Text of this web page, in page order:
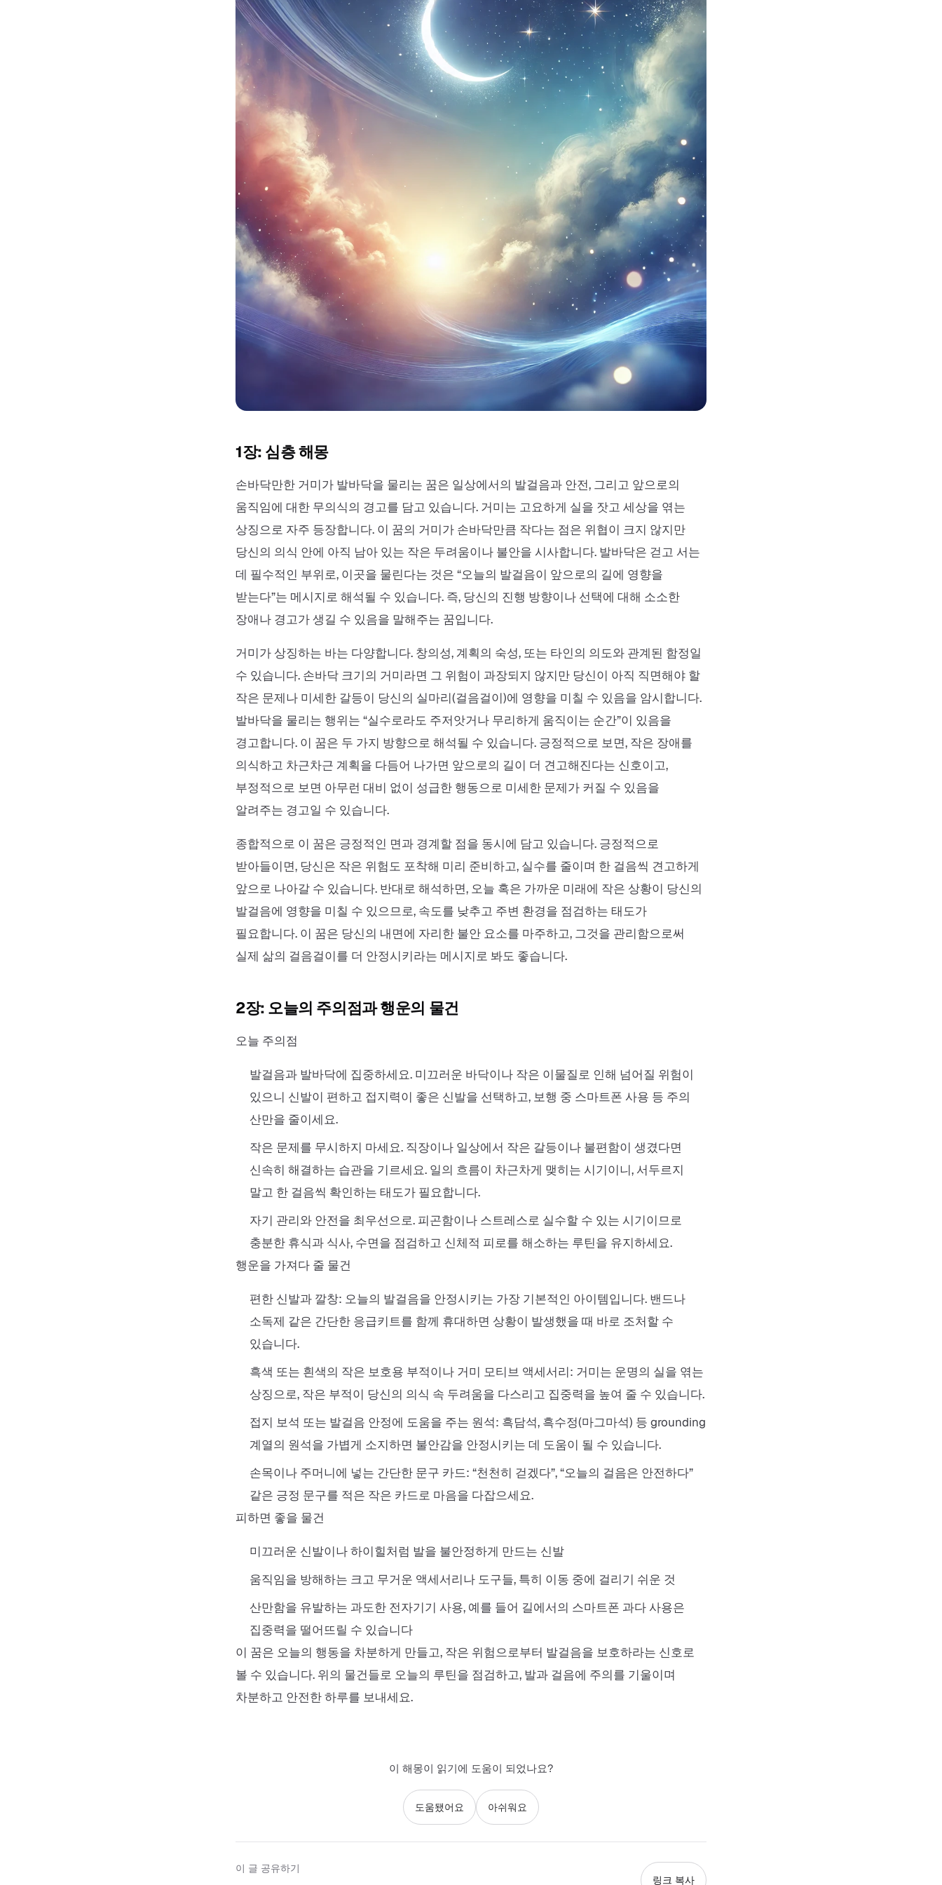
1장: 심층 해몽
손바닥만한 거미가 발바닥을 물리는 꿈은 일상에서의 발걸음과 안전, 그리고 앞으로의
움직임에 대한 무의식의 경고를 담고 있습니다. 거미는 고요하게 실을 잣고 세상을 엮는
상징으로 자주 등장합니다. 이 꿈의 거미가 손바닥만큼 작다는 점은 위협이 크지 않지만
당신의 의식 안에 아직 남아 있는 작은 두려움이나 불안을 시사합니다. 발바닥은 걷고 서는
데 필수적인 부위로, 이곳을 물린다는 것은 “오늘의 발걸음이 앞으로의 길에 영향을
받는다”는 메시지로 해석될 수 있습니다. 즉, 당신의 진행 방향이나 선택에 대해 소소한
장애나 경고가 생길 수 있음을 말해주는 꿈입니다.
거미가 상징하는 바는 다양합니다. 창의성, 계획의 숙성, 또는 타인의 의도와 관계된 함정일
수 있습니다. 손바닥 크기의 거미라면 그 위험이 과장되지 않지만 당신이 아직 직면해야 할
작은 문제나 미세한 갈등이 당신의 실마리(걸음걸이)에 영향을 미칠 수 있음을 암시합니다.
발바닥을 물리는 행위는 “실수로라도 주저앗거나 무리하게 움직이는 순간”이 있음을
경고합니다. 이 꿈은 두 가지 방향으로 해석될 수 있습니다. 긍정적으로 보면, 작은 장애를
의식하고 차근차근 계획을 다듬어 나가면 앞으로의 길이 더 견고해진다는 신호이고,
부정적으로 보면 아무런 대비 없이 성급한 행동으로 미세한 문제가 커질 수 있음을
알려주는 경고일 수 있습니다.
종합적으로 이 꿈은 긍정적인 면과 경계할 점을 동시에 담고 있습니다. 긍정적으로
받아들이면, 당신은 작은 위험도 포착해 미리 준비하고, 실수를 줄이며 한 걸음씩 견고하게
앞으로 나아갈 수 있습니다. 반대로 해석하면, 오늘 혹은 가까운 미래에 작은 상황이 당신의
발걸음에 영향을 미칠 수 있으므로, 속도를 낮추고 주변 환경을 점검하는 태도가
필요합니다. 이 꿈은 당신의 내면에 자리한 불안 요소를 마주하고, 그것을 관리함으로써
실제 삶의 걸음걸이를 더 안정시키라는 메시지로 봐도 좋습니다.
2장: 오늘의 주의점과 행운의 물건
오늘 주의점
발걸음과 발바닥에 집중하세요. 미끄러운 바닥이나 작은 이물질로 인해 넘어질 위험이
있으니 신발이 편하고 접지력이 좋은 신발을 선택하고, 보행 중 스마트폰 사용 등 주의
산만을 줄이세요.
작은 문제를 무시하지 마세요. 직장이나 일상에서 작은 갈등이나 불편함이 생겼다면
신속히 해결하는 습관을 기르세요. 일의 흐름이 차근차게 맺히는 시기이니, 서두르지
말고 한 걸음씩 확인하는 태도가 필요합니다.
자기 관리와 안전을 최우선으로. 피곤함이나 스트레스로 실수할 수 있는 시기이므로
충분한 휴식과 식사, 수면을 점검하고 신체적 피로를 해소하는 루틴을 유지하세요.
행운을 가져다 줄 물건
편한 신발과 깔창: 오늘의 발걸음을 안정시키는 가장 기본적인 아이템입니다. 밴드나
소독제 같은 간단한 응급키트를 함께 휴대하면 상황이 발생했을 때 바로 조처할 수
있습니다.
흑색 또는 흰색의 작은 보호용 부적이나 거미 모티브 액세서리: 거미는 운명의 실을 엮는
상징으로, 작은 부적이 당신의 의식 속 두려움을 다스리고 집중력을 높여 줄 수 있습니다.
접지 보석 또는 발걸음 안정에 도움을 주는 원석: 흑담석, 흑수정(마그마석) 등 grounding
계열의 원석을 가볍게 소지하면 불안감을 안정시키는 데 도움이 될 수 있습니다.
손목이나 주머니에 넣는 간단한 문구 카드: “천천히 걷겠다”, “오늘의 걸음은 안전하다”
같은 긍정 문구를 적은 작은 카드로 마음을 다잡으세요.
피하면 좋을 물건
미끄러운 신발이나 하이힐처럼 발을 불안정하게 만드는 신발
움직임을 방해하는 크고 무거운 액세서리나 도구들, 특히 이동 중에 걸리기 쉬운 것
산만함을 유발하는 과도한 전자기기 사용, 예를 들어 길에서의 스마트폰 과다 사용은
집중력을 떨어뜨릴 수 있습니다
이 꿈은 오늘의 행동을 차분하게 만들고, 작은 위험으로부터 발걸음을 보호하라는 신호로
볼 수 있습니다. 위의 물건들로 오늘의 루틴을 점검하고, 발과 걸음에 주의를 기울이며
차분하고 안전한 하루를 보내세요.
이 해몽이 읽기에 도움이 되었나요?
도움됐어요 아쉬워요
이 글 공유하기
링크 복사